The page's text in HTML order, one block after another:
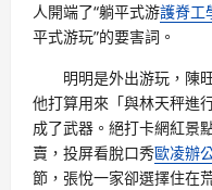
人開端了“躺平式游護脊工
平式游玩”的要害詞。
明明是外出游玩，陳
他打算用來「與林天秤進
成了武器。絕打卡網紅景
賣，投屏看脫口秀歐凌辦
節，張悅一家卻選擇住在